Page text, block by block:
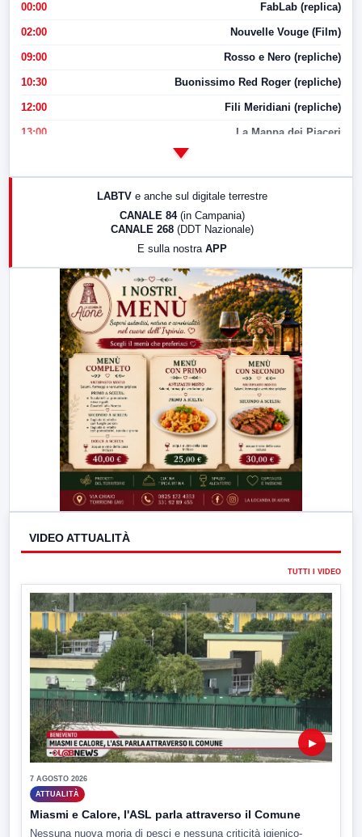
00:00 FabLab (replica)
02:00 Nouvelle Vouge (Film)
09:00 Rosso e Nero (repliche)
10:30 Buonissimo Red Roger (repliche)
12:00 Fili Meridiani (repliche)
13:00 La Mappa dei Piaceri
LabNews (replica)
LABTV e anche sul digitale terrestre
CANALE 84 (in Campania)
CANALE 268 (DDT Nazionale)
E sulla nostra APP
VIDEO ATTUALITÀ
TUTTI I VIDEO
▶
7 AGOSTO 2026
ATTUALITÀ
Miasmi e Calore, l'ASL parla attraverso il Comune
Nessuna nuova moria di pesci e nessuna criticità igienico-